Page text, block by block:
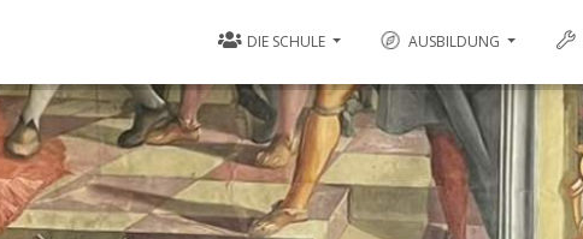
DIE SCHULE AUSBILDUNG